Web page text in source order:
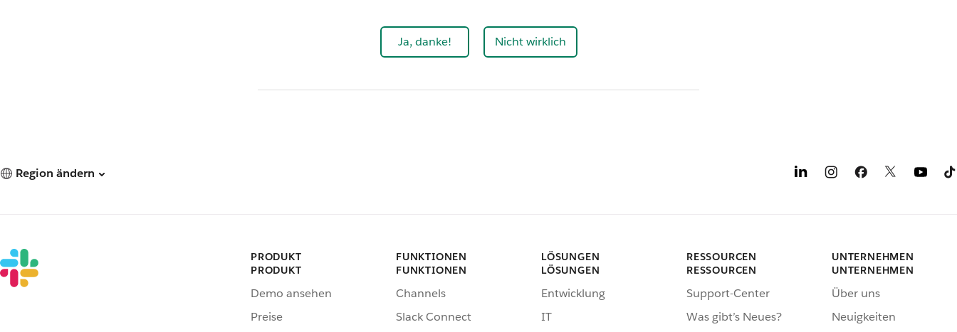
Ja, danke! Nicht wirklich
Region ändern
PRODUKT
PRODUKT
Demo ansehen
Preise
FUNKTIONEN
FUNKTIONEN
Channels
Slack Connect
LÖSUNGEN
LÖSUNGEN
Entwicklung
IT
RESSOURCEN
RESSOURCEN
Support-Center
Was gibt’s Neues?
UNTERNEHMEN
UNTERNEHMEN
Über uns
Neuigkeiten